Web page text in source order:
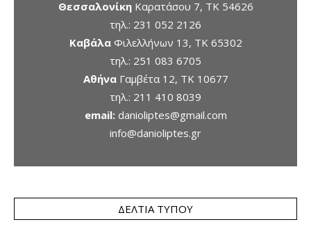
ΘεσσαλονίκηΚαρατάσου 7, TK 54626
τηλ.: 231 052 2126
ΚαβάλαΦιλελλήνων 13, ΤΚ 65302
τηλ.: 251 083 6705
ΑθήναΓαμβέτα 12, ΤΚ 10677
τηλ.: 211 410 8039
email: danioliptes@gmail.com
info@danioliptes.gr
ΔΕΛΤΊΑ ΤΎΠΟΥ